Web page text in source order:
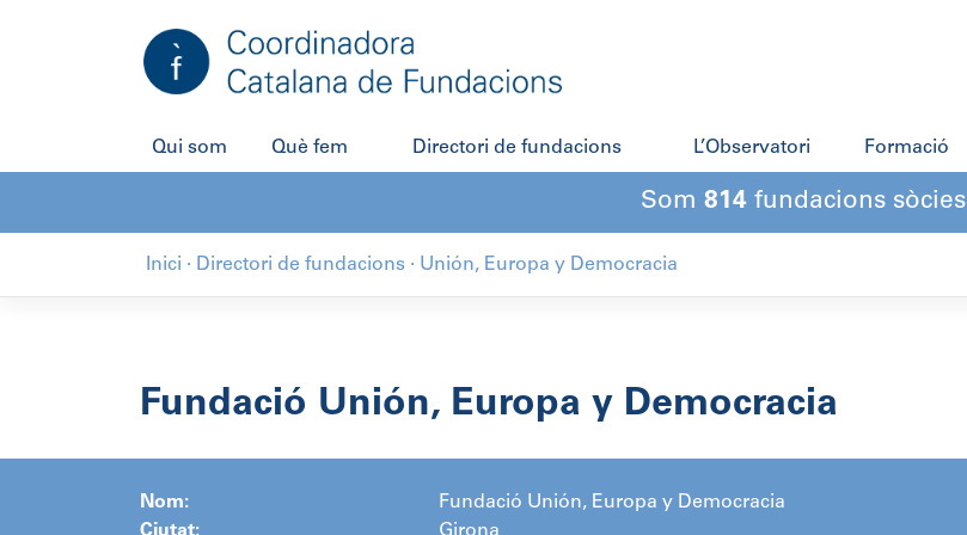
Qui som Què fem Directori de fundacions L’Observatori Formació
Som 814 fundacions sòcies
Inici · Directori de fundacions · Unión, Europa y Democracia
Fundació Unión, Europa y Democracia
Nom:
Fundació Unión, Europa y Democracia